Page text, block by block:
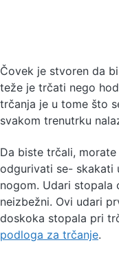
Čovek je stvoren da
teže je trčati nego
trčanja je u tome što
svakom trenutrku
Da biste trčali,
odgurivati se- skakati
nogom. Udari stopala
neizbežni. Ovi udari
doskoka stopala pri
podloga za trčanje.